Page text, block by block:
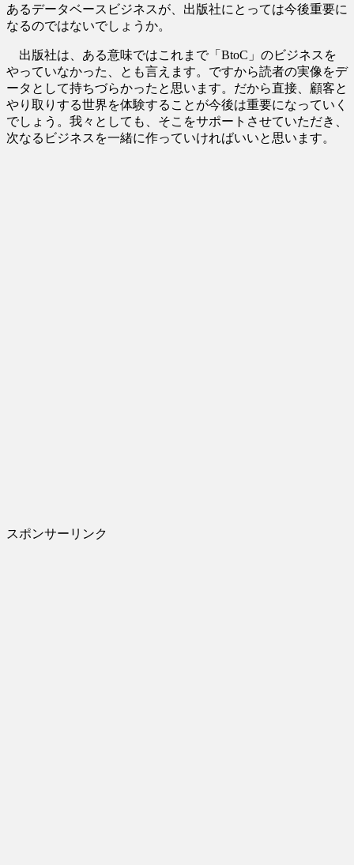
あるデータベースビジネスが、出版社にとっては今後重要に
なるのではないでしょうか。
出版社は、ある意味ではこれまで「BtoC」のビジネスを
やっていなかった、とも言えます。ですから読者の実像をデ
ータとして持ちづらかったと思います。だから直接、顧客と
やり取りする世界を体験することが今後は重要になっていく
でしょう。我々としても、そこをサポートさせていただき、
次なるビジネスを一緒に作っていければいいと思います。
スポンサーリンク